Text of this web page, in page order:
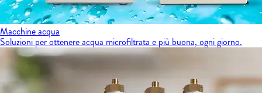
Macchine acqua
Soluzioni per ottenere acqua microfiltrata e più buona, ogni giorno.